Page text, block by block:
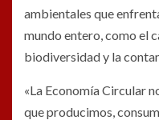
ambientales que
mundo entero, como el
biodiversidad y la
«La Economía Circular
que producimos,